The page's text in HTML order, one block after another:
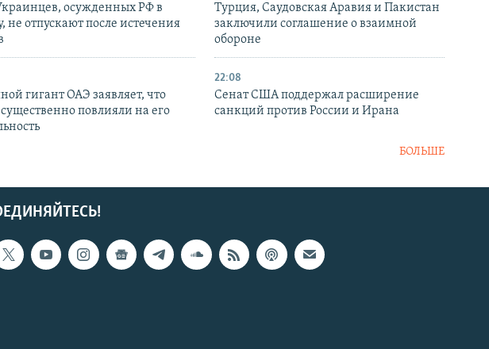
осужденных РФ в
не отпускают после истечения
Турция, Саудовская Аравия и Пакистан
заключили соглашение о взаимной
обороне
гигант ОАЭ заявляет, что
повлияли на его
22:08
Сенат США поддержал расширение
санкций против России и Ирана
БОЛЬШЕ